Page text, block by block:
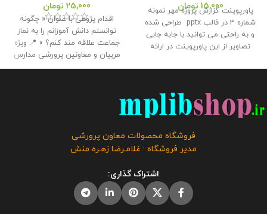
15,000 تومان
پاورپوینت گزارش پروژه مهر نمونه
شماره 3 در قالب pptx طراحی شده
و به راحتی می توانید با جابه جایی
تصاویر از این پاورپوینت در ارائه
کنید . این محصول با کیفیتی عالی
پرورشی طراحی و تولید گردیده است
. حجم فایل : 10 مگابایت
کلیه حقوق
این بروشور به فروشگاه و وبلاگ
معاون پرورشی متعلق می باشد و
فروش و انتشار این محصول به هر
نحوی مورد رضایت ما نمی باشد و
25,000 تومان
اقدام پژوهی با عنوان « چگونه
توانستم دانش آموزانم را به نماز
جماعت علاقه مند کنم؟ » 📍 ویژه
مربیان و معاونین پرورشی مدارس
📌 تعداد صفحات : 42 🔻 حجم فایل :
بندی توسط همکار تهیه و آماده شده
جشنواره ها استفاده از آن توصیه
نمی گردد. این محصول مختص
در صورت مشاهده مشابه آن در
سایت های دیگر بدون اجازه ما در
حال استفاده هستند و مورد رضایت ما
فروشگاه محصولات معاون پرورشی
مدیر فروشگاه : غلامـرضا زهـره منش
اشتراک گذاری: